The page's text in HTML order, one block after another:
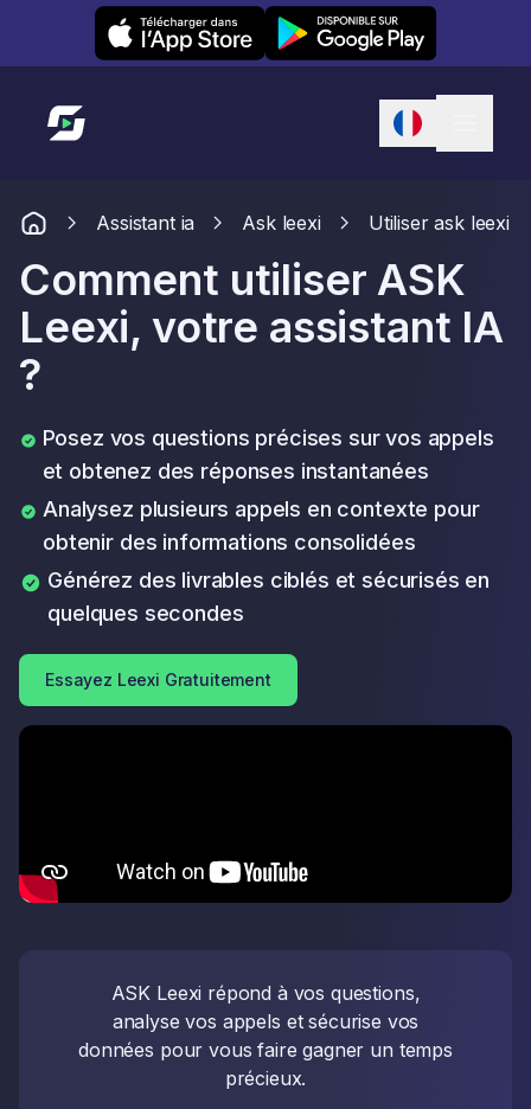
Leexi on iOS Leexi on Android
Lien vers l'accueil
Assistant ia Ask leexi Utiliser ask leexi
Comment utiliser ASK
Leexi, votre assistant IA
?
Posez vos questions précises sur vos appels
et obtenez des réponses instantanées
Analysez plusieurs appels en contexte pour
obtenir des informations consolidées
Générez des livrables ciblés et sécurisés en
quelques secondes
Essayez Leexi Gratuitement
ASK Leexi répond à vos questions,
analyse vos appels et sécurise vos
données pour vous faire gagner un temps
précieux.